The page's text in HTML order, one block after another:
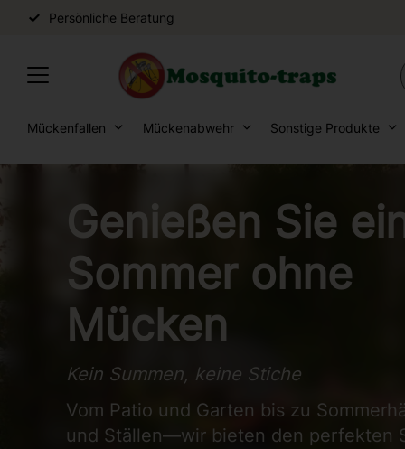
Persönliche Beratung
Mückenfallen Mückenabwehr Sonstige Produkte
Genießen Sie
Sommer ohne
Mücken
Kein Summen, keine Stiche
Vom Patio und Garten bis zu
und Ställen—wir bieten den perfekten